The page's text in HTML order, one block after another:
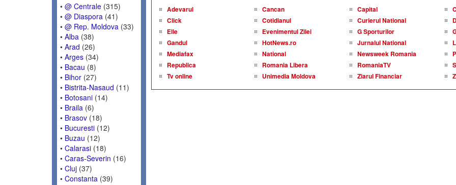
• @ Centrale (315)
• @ Diaspora (41)
• @ Rep. Moldova (33)
• Alba (38)
• Arad (26)
• Arges (34)
• Bacau (8)
• Bihor (27)
• Bistrita-Nasaud (11)
• Botosani (14)
• Braila (6)
• Brasov (18)
• Bucuresti (12)
• Buzau (12)
• Calarasi (18)
• Caras-Severin (16)
• Cluj (37)
• Constanta (39)
Adevarul Cancan Capital
Click
Cotidianul Curierul National
Elle
Evenimentul Zilei G Sporturilor
Gandul
HotNews.ro Jurnalul National
Mediafax
National Newsweek Romania
Republica
Romania Libera RomaniaTV
Tv online
Unimedia Moldova Ziarul Financiar